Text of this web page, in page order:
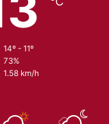
14º - 11º
73%
1.58 km/h